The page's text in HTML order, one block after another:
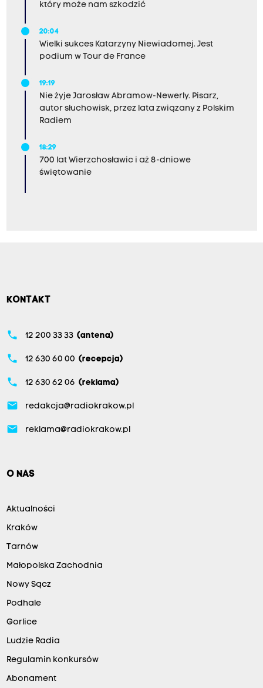
który może nam szkodzić
20:04
Wielki sukces Katarzyny Niewiadomej. Jest
podium w Tour de France
19:19
Nie żyje Jarosław Abramow-Newerly. Pisarz,
autor słuchowisk, przez lata związany z Polskim
Radiem
18:29
700 lat Wierzchosławic i aż 8-dniowe
świętowanie
KONTAKT
phone 12 200 33 33 (antena)
phone 12 630 60 00 (recepcja)
phone 12 630 62 06 (reklama)
email redakcja@radiokrakow.pl
email reklama@radiokrakow.pl
O NAS
Aktualności
Kraków
Tarnów
Małopolska Zachodnia
Nowy Sącz
Podhale
Gorlice
Ludzie Radia
Regulamin konkursów
Abonament